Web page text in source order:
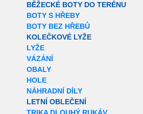
BĚŽECKÉ BOTY DO TERÉNU
BOTY S HŘEBY
BOTY BEZ HŘEBŮ
KOLEČKOVÉ LYŽE
LYŽE
VÁZÁNÍ
OBALY
HOLE
NÁHRADNÍ DÍLY
LETNÍ OBLEČENÍ